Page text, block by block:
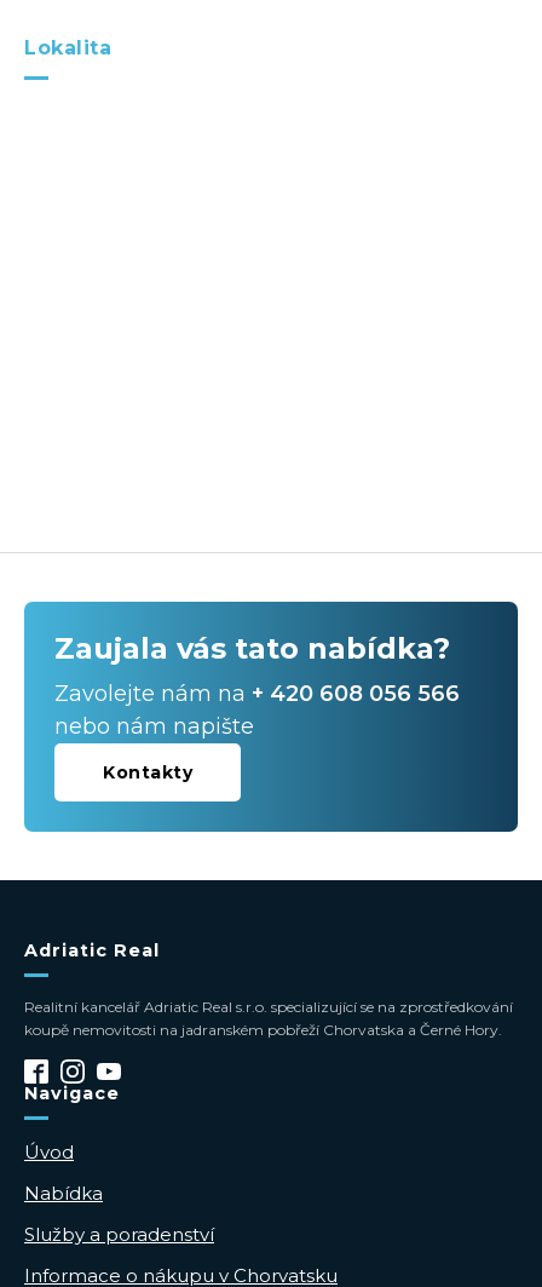
Lokalita
Zaujala vás tato nabídka?
Zavolejte nám na + 420 608 056 566
nebo nám napište
Kontakty
Adriatic Real
Realitní kancelář Adriatic Real s.r.o. specializující se na zprostředkování
koupě nemovitosti na jadranském pobřeží Chorvatska a Černé Hory.
Navigace
Úvod
Nabídka
Služby a poradenství
Informace o nákupu v Chorvatsku